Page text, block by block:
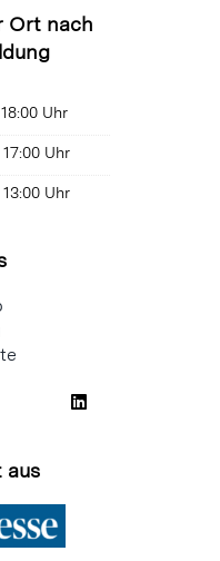
Ort nach
Uhr
Uhr
Uhr
aus